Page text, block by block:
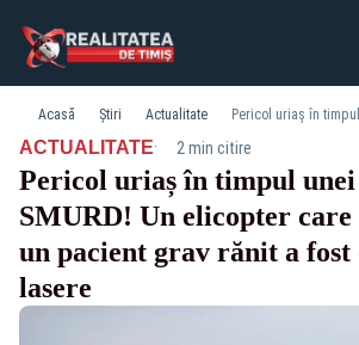
Acasă Știri Actualitate
ACTUALITATE· 2 min citire
Pericol uriaș în timpul
SMURD! Un elicopter
un pacient grav rănit a
lasere